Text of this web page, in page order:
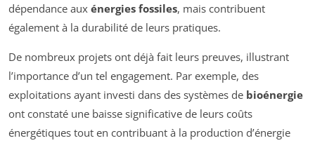
dépendance aux énergies fossiles, mais contribuent
également à la durabilité de leurs pratiques.
De nombreux projets ont déjà fait leurs preuves, illustrant
l’importance d’un tel engagement. Par exemple, des
exploitations ayant investi dans des systèmes de bioénergie
ont constaté une baisse significative de leurs coûts
énergétiques tout en contribuant à la production d’énergie